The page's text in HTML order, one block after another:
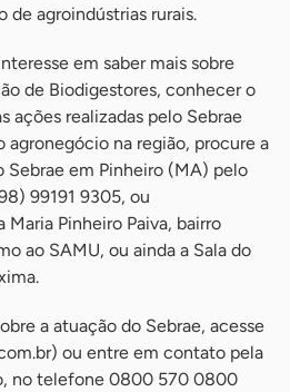
de agroindústrias rurais.
em saber mais sobre
de Biodigestores, conhecer o
ações realizadas pelo Sebrae
na região, procure a
Sebrae em Pinheiro (MA) pelo
99191 9305, ou
Pinheiro Paiva, bairro
ao SAMU, ou ainda a Sala do
a atuação do Sebrae, acesse
ou entre em contato pela
no telefone 0800 570 0800